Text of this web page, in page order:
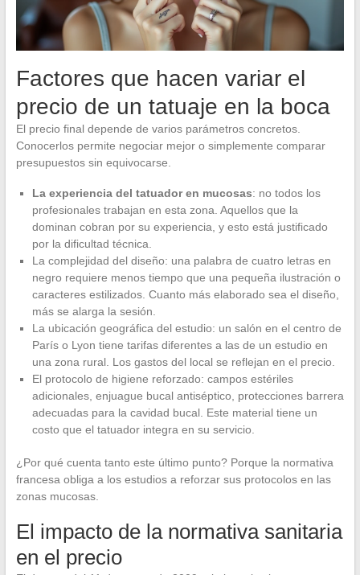
Factores que hacen variar el
precio de un tatuaje en la boca
El precio final depende de varios parámetros concretos.
Conocerlos permite negociar mejor o simplemente comparar
presupuestos sin equivocarse.
La experiencia del tatuador en mucosas: no todos los
profesionales trabajan en esta zona. Aquellos que la
dominan cobran por su experiencia, y esto está justificado
por la dificultad técnica.
La complejidad del diseño: una palabra de cuatro letras en
negro requiere menos tiempo que una pequeña ilustración o
caracteres estilizados. Cuanto más elaborado sea el diseño,
más se alarga la sesión.
La ubicación geográfica del estudio: un salón en el centro de
París o Lyon tiene tarifas diferentes a las de un estudio en
una zona rural. Los gastos del local se reflejan en el precio.
El protocolo de higiene reforzado: campos estériles
adicionales, enjuague bucal antiséptico, protecciones barrera
adecuadas para la cavidad bucal. Este material tiene un
costo que el tatuador integra en su servicio.
¿Por qué cuenta tanto este último punto? Porque la normativa
francesa obliga a los estudios a reforzar sus protocolos en las
zonas mucosas.
El impacto de la normativa sanitaria
en el precio